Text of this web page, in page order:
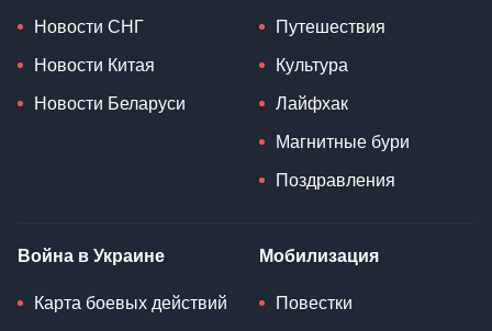
Новости СНГ
Новости Китая
Новости Беларуси
Путешествия
Культура
Лайфхак
Магнитные бури
Поздравления
Война в Украине
Карта боевых действий
Мобилизация
Повестки